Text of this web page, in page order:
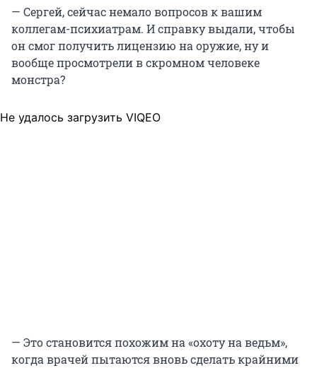
— Сергей, сейчас немало вопросов к вашим
коллегам-психиатрам. И справку выдали, чтобы
он смог получить лицензию на оружие, ну и
вообще просмотрели в скромном человеке
монстра?
Не удалось загрузить VIQEO
— Это становится похожим на «охоту на ведьм»,
когда врачей пытаются вновь сделать крайними